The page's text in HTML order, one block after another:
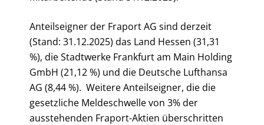
Anteilseigner der Fraport AG sind derzeit
(Stand: 31.12.2025) das Land Hessen (31,31
%), die Stadtwerke Frankfurt am Main Holding
GmbH (21,12 %) und die Deutsche Lufthansa
AG (8,44 %). Weitere Anteilseigner, die die
gesetzliche Meldeschwelle von 3% der
ausstehenden Fraport-Aktien überschritten